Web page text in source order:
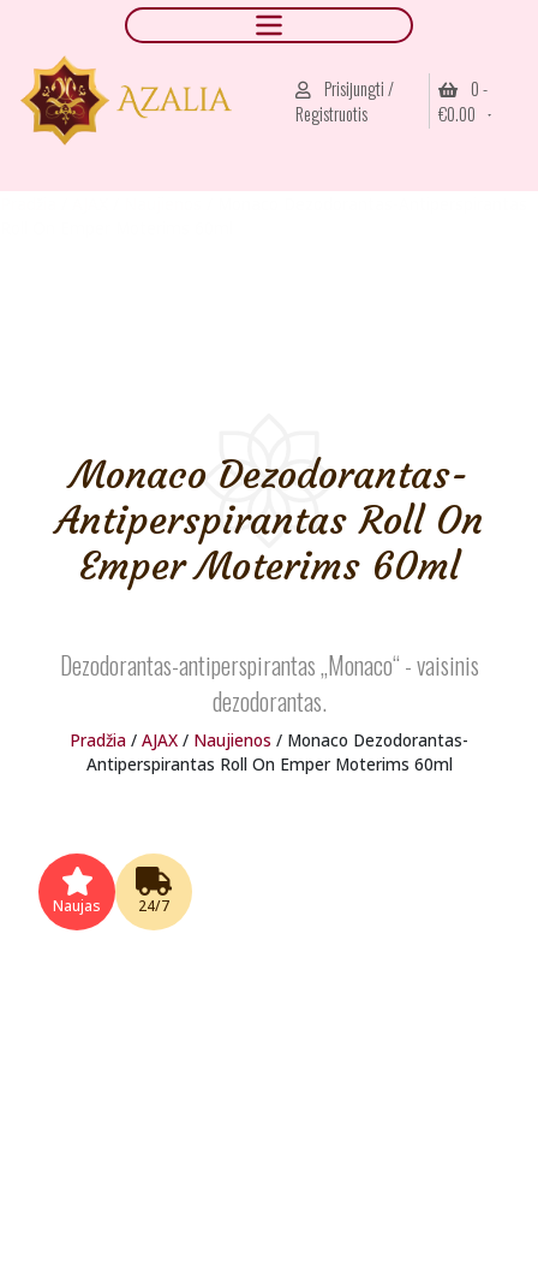
Prisijungti /
Registruotis
0 -
€0.00
Monaco Dezodorantas-
Antiperspirantas Roll On
Emper Moterims 60ml
Dezodorantas-antiperspirantas „Monaco“ - vaisinis
dezodorantas.
Pradžia / AJAX / Naujienos / Monaco Dezodorantas-
Antiperspirantas Roll On Emper Moterims 60ml
Naujas 24/7